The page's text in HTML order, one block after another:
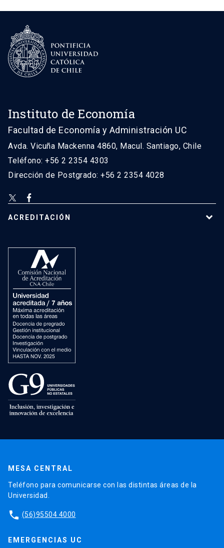
Instituto de Economía
Facultad de Economía y Administración UC
Avda. Vicuña Mackenna 4860, Macul. Santiago, Chile
Teléfono: +56 2 2354 4303
Dirección de Postgrado: +56 2 2354 4028
ACREDITACIÓN
MESA CENTRAL
Teléfono para comunicarse con las distintas áreas de la
Universidad.
phone (56)95504 4000
EMERGENCIAS UC